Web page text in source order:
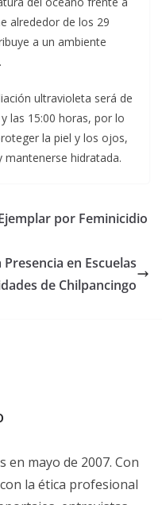
alrededor de los 29
a un ambiente
ultravioleta será de
las 15:00 horas, por lo
la piel y los ojos,
hidratada.
por Feminicidio
en Escuelas
de Chilpancingo
en mayo de 2007. Con
la ética profesional